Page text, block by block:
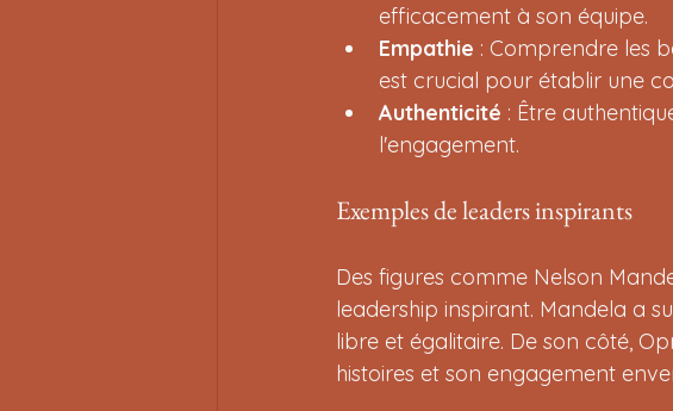
efficacement à son équipe.
Empathie : Comprendre les
est crucial pour établir une
Authenticité : Être
l'engagement.
Exemples de leaders inspirants
Des figures comme Nelson
leadership inspirant. Mandela a
libre et égalitaire. De son côté,
histoires et son engagement